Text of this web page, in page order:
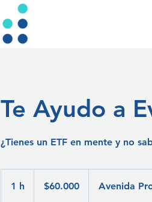
Te Ayudo a
¿Tienes un ETF en mente y no
1 h
chilenos
$60.000 Avenida